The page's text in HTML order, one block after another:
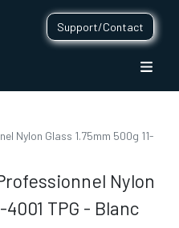
Support/Contact
Nylon Glass 1.75mm 500g 11-
Nylon
4001 TPG - Blanc